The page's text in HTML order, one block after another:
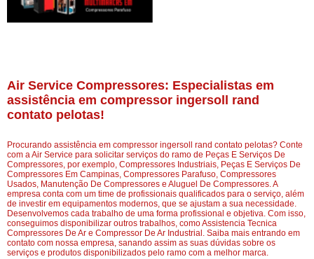
Air Service Compressores: Especialistas em
assistência em compressor ingersoll rand
contato pelotas!
Procurando assistência em compressor ingersoll rand contato pelotas? Conte
com a Air Service para solicitar serviços do ramo de Peças E Serviços De
Compressores, por exemplo, Compressores Industriais, Peças E Serviços De
Compressores Em Campinas, Compressores Parafuso, Compressores
Usados, Manutenção De Compressores e Aluguel De Compressores. A
empresa conta com um time de profissionais qualificados para o serviço, além
de investir em equipamentos modernos, que se ajustam a sua necessidade.
Desenvolvemos cada trabalho de uma forma profissional e objetiva. Com isso,
conseguimos disponibilizar outros trabalhos, como Assistencia Tecnica
Compressores De Ar e Compressor De Ar Industrial. Saiba mais entrando em
contato com nossa empresa, sanando assim as suas dúvidas sobre os
serviços e produtos disponibilizados pelo ramo com a melhor marca.